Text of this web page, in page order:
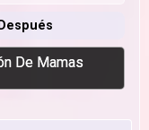
De Mamas